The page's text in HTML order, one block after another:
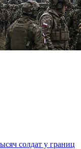
солдат у границ